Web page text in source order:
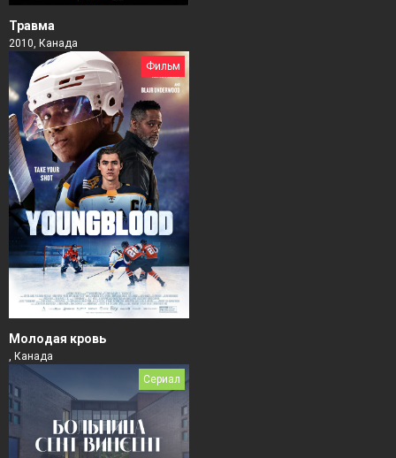
Травма
2010, Канада
Фильм
Молодая кровь
, Канада
Сериал